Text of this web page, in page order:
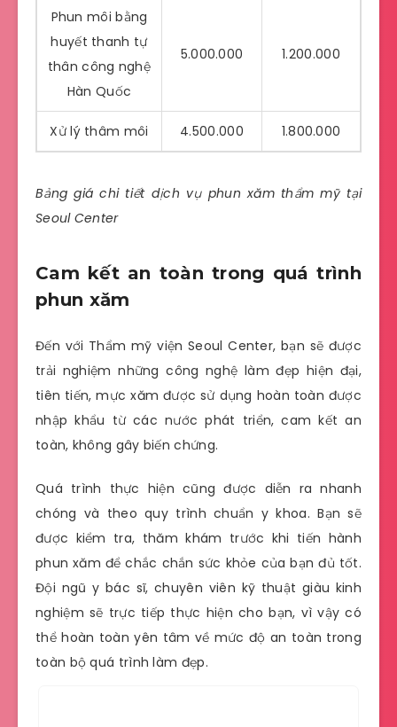
Phun môi bằng
huyết thanh tự
thân công nghệ
Hàn Quốc
5.000.000 1.200.000
Xử lý thâm môi 4.500.000 1.800.000
Bảng giá chi tiết dịch vụ phun xăm thẩm mỹ tại
Seoul Center
Cam kết an toàn trong quá trình
phun xăm
Đến với Thẩm mỹ việnSeoul Center, bạn sẽ được
trải nghiệm những công nghệ làm đẹp hiện đại,
tiên tiến, mực xăm được sử dụng hoàn toàn được
nhập khẩu từ các nước phát triển, cam kết an
toàn, không gây biến chứng.
Quá trình thực hiện cũng được diễn ra nhanh
chóng và theo quy trình chuẩn y khoa. Bạn sẽ
được kiểm tra, thăm khám trước khi tiến hành
phun xăm để chắc chắn sức khỏe của bạn đủ tốt.
Đội ngũ y bác sĩ, chuyên viên kỹ thuật giàu kinh
nghiệm sẽ trực tiếp thực hiện cho bạn, vì vậy có
thể hoàn toàn yên tâm về mức độ an toàn trong
toàn bộ quá trình làm đẹp.